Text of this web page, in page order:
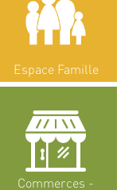
Espace Famille
Commerces -